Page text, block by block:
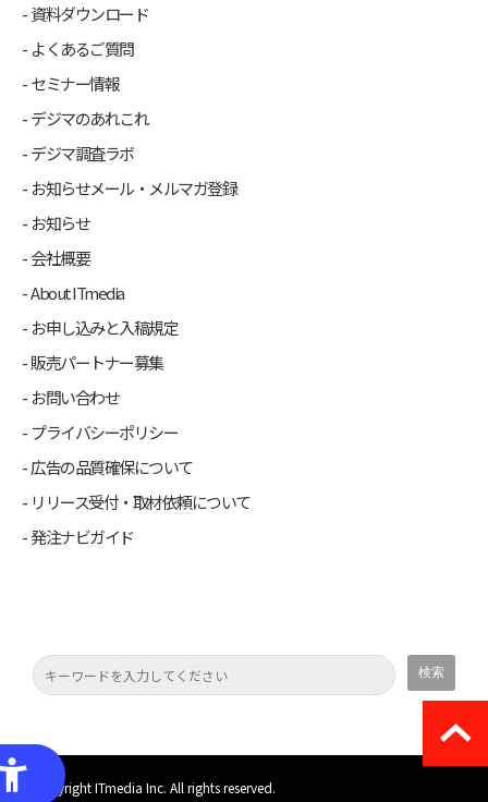
資料ダウンロード
よくあるご質問
セミナー情報
デジマのあれこれ
デジマ調査ラボ
お知らせメール・メルマガ登録
お知らせ
会社概要
About ITmedia
お申し込みと入稿規定
販売パートナー募集
お問い合わせ
プライバシーポリシー
広告の品質確保について
リリース受付・取材依頼について
発注ナビガイド
(C) Copyright ITmedia Inc. All rights reserved.